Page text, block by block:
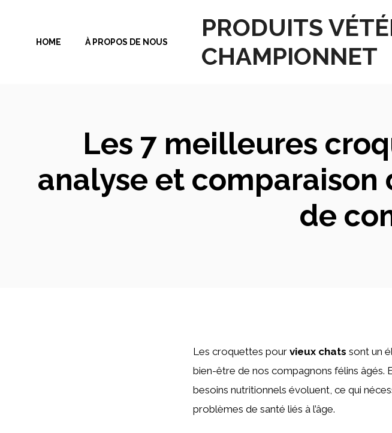
contenu
PRODUITS
CHAMPIONNET
HOME À PROPOS DE NOUS
Les 7 meilleures
analyse et
de
Les croquettes pour vieux chats sont un
bien-être de nos compagnons félins âgés.
besoins nutritionnels évoluent, ce qui
problèmes de santé liés à l’âge.